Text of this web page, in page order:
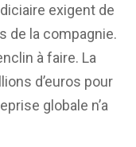
exigent de
de la compagnie.
à faire. La
d’euros pour
globale n’a